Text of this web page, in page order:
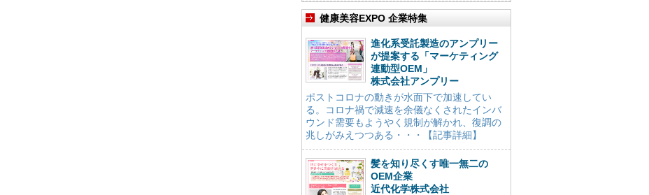
健康美容EXPO 企業特集
進化系受託製造のアンプリー
が提案する「マーケティング
連動型OEM」
株式会社アンプリー
ポストコロナの動きが水面下で加速してい
る。コロナ禍で減速を余儀なくされたインバ
ウンド需要もようやく規制が解かれ、復調の
兆しがみえつつある・・・【記事詳細】
髪を知り尽くす唯一無二の
OEM企業
近代化学株式会社